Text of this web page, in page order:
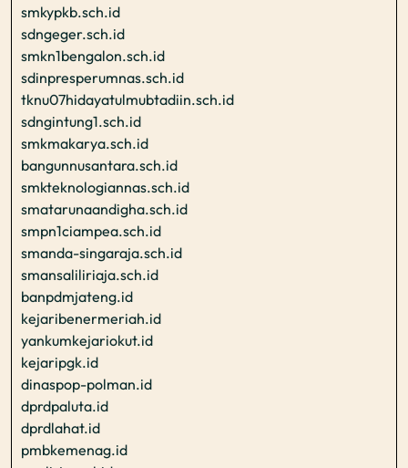
smkypkb.sch.id
sdngeger.sch.id
smkn1bengalon.sch.id
sdinpresperumnas.sch.id
tknu07hidayatulmubtadiin.sch.id
sdngintung1.sch.id
smkmakarya.sch.id
bangunnusantara.sch.id
smkteknologiannas.sch.id
smatarunaandigha.sch.id
smpn1ciampea.sch.id
smanda-singaraja.sch.id
smansaliliriaja.sch.id
banpdmjateng.id
kejaribenermeriah.id
yankumkejariokut.id
kejaripgk.id
dinaspop-polman.id
dprdpaluta.id
dprdlahat.id
pmbkemenag.id